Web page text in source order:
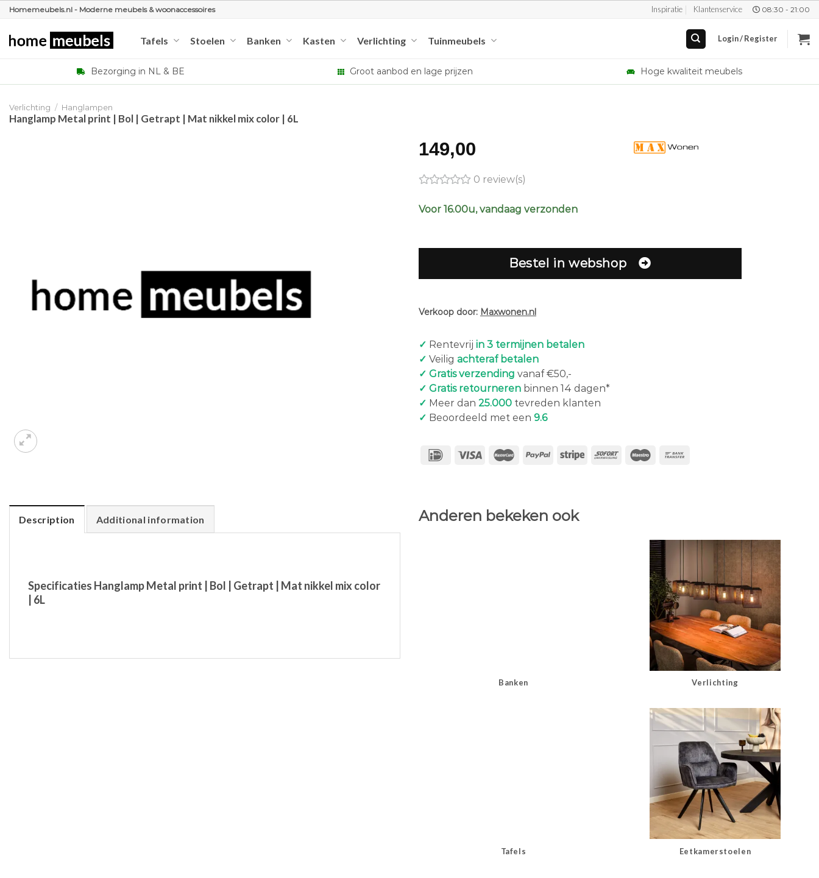
Ga
inhoud
Homemeubels.nl - Moderne meubels & woonaccessoires Inspiratie Klantenservice 08:30 - 21:00
Tafels Stoelen Banken Kasten Verlichting Tuinmeubels Login / Register
Bezorging in NL & BE Groot aanbod en lage prijzen Hoge kwaliteit meubels
Verlichting / Hanglampen
Hanglamp Metal print | Bol | Getrapt | Mat nikkel mix color | 6L
149,00
0 review(s)
Voor 16.00u, vandaag verzonden
Bestel in webshop
Verkoop door: Maxwonen.nl
✓ Rentevrij in 3 termijnen betalen
✓ Veilig achteraf betalen
✓ Gratis verzending vanaf €50,-
✓ Gratis retourneren binnen 14 dagen*
✓ Meer dan 25.000 tevreden klanten
✓ Beoordeeld met een 9.6
Description Additional information
Specificaties Hanglamp Metal print | Bol | Getrapt | Mat nikkel mix color
| 6L
Anderen bekeken ook
Banken Verlichting
Tafels Eetkamerstoelen